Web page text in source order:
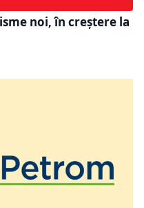
noi, în creștere la